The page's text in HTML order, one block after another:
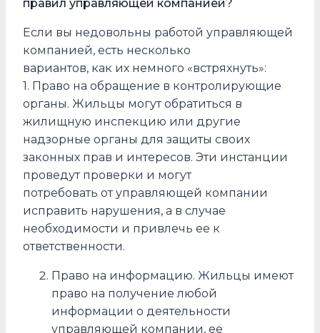
правил управляющей компанией?
Если вы недовольны работой управляющей
компанией, есть несколько
вариантов, как их немного «встряхнуть»:
1. Право на обращение в контролирующие
органы. Жильцы могут обратиться в
жилищную инспекцию или другие
надзорные органы для защиты своих
законных прав и интересов. Эти инстанции
проведут проверки и могут
потребовать от управляющей компании
исправить нарушения, а в случае
необходимости и привлечь ее к
ответственности.
Право на информацию. Жильцы имеют
право на получение любой
информации о деятельности
управляющей компании, ее